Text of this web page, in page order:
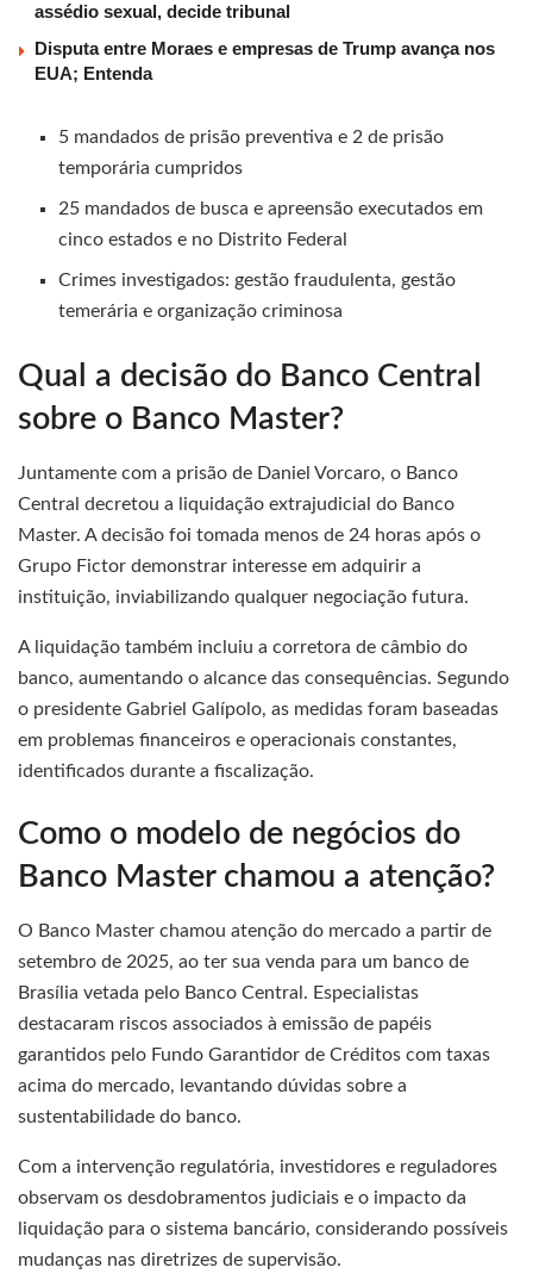
assédio sexual, decide tribunal
Disputa entre Moraes e empresas de Trump avança nos
EUA; Entenda
5 mandados de prisão preventiva e 2 de prisão
temporária cumpridos
25 mandados de busca e apreensão executados em
cinco estados e no Distrito Federal
Crimes investigados: gestão fraudulenta, gestão
temerária e organização criminosa
Qual a decisão do Banco Central
sobre o Banco Master?
Juntamente com a prisão de Daniel Vorcaro, o Banco
Central decretou a liquidação extrajudicial do Banco
Master. A decisão foi tomada menos de 24 horas após o
Grupo Fictor demonstrar interesse em adquirir a
instituição, inviabilizando qualquer negociação futura.
A liquidação também incluiu a corretora de câmbio do
banco, aumentando o alcance das consequências. Segundo
o presidente Gabriel Galípolo, as medidas foram baseadas
em problemas financeiros e operacionais constantes,
identificados durante a fiscalização.
Como o modelo de negócios do
Banco Master chamou a atenção?
O Banco Master chamou atenção do mercado a partir de
setembro de 2025, ao ter sua venda para um banco de
Brasília vetada pelo Banco Central. Especialistas
destacaram riscos associados à emissão de papéis
garantidos pelo Fundo Garantidor de Créditos com taxas
acima do mercado, levantando dúvidas sobre a
sustentabilidade do banco.
Com a intervenção regulatória, investidores e reguladores
observam os desdobramentos judiciais e o impacto da
liquidação para o sistema bancário, considerando possíveis
mudanças nas diretrizes de supervisão.